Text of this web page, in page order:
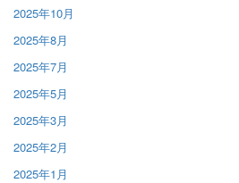
2025年10月
2025年8月
2025年7月
2025年5月
2025年3月
2025年2月
2025年1月